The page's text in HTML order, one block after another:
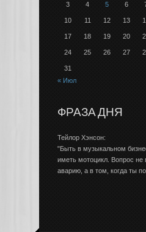
3 4 5 6
10 11 12 13
17 18 19 20
24 25 26 27
31
« Июл
ФРАЗА ДНЯ
Тейлор Хэнсон:
"Быть в музыкальном
иметь мотоцикл. Вопрос
аварию, а в том, когда ты